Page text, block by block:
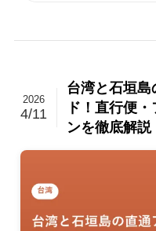
台湾と石垣島
ド！直行便
ンを徹底解説
2026
4/11